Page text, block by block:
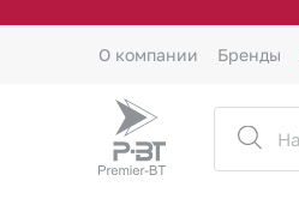
О компании Бренды